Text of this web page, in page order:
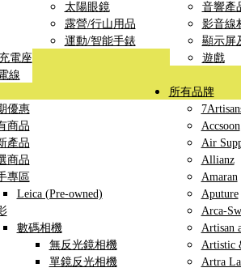
電座
線
太陽眼鏡
露營/行山用品
運動/智能手錶
音響產
影音線
顯示屏
遊戲
優惠
商品
產品
商品
專區
Leica (Pre-owned)
數碼相機
無反光鏡相機
單鏡反光相機
所有品牌
Accsoon
Air
Allianz
Amaran
Aputure
Arca-
Artisan
Artistic
Artra